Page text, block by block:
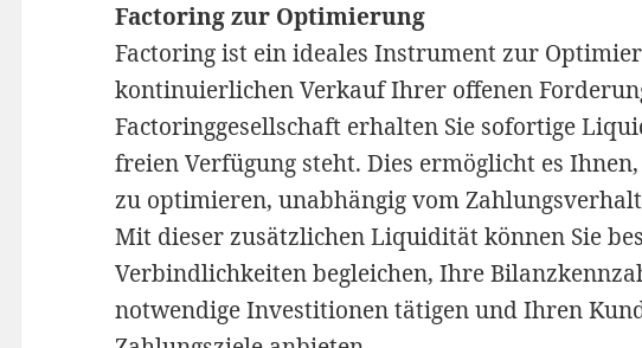
Factoring zur Optimierung
Factoring ist ein ideales Instrument zur
kontinuierlichen Verkauf Ihrer offenen
Factoringgesellschaft erhalten Sie sofortige
freien Verfügung steht. Dies ermöglicht es
zu optimieren, unabhängig vom
Mit dieser zusätzlichen Liquidität können Sie
Verbindlichkeiten begleichen, Ihre
notwendige Investitionen tätigen und Ihren